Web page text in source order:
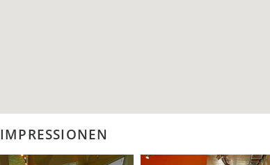
IMPRESSIONEN